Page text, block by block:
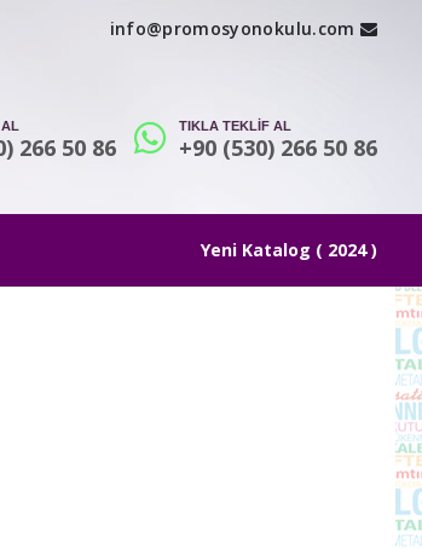
info@promosyonokulu.com
266 50 86
TIKLA TEKLİF AL
+90 (530) 266 50 86
Yeni Katalog ( 2024 )